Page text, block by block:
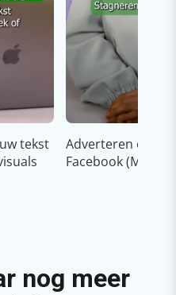
tekst
Adverteren op
Facebook (Meta)
nog meer